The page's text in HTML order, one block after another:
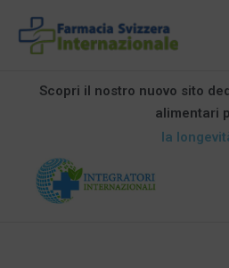
contenuto
Scopri il nostro nuovo sito
alimentari
la